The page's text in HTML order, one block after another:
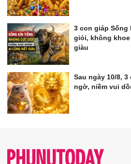
3 con giáp
giỏi, không
giàu
Sau ngày 10/8,
ngờ, niềm vui